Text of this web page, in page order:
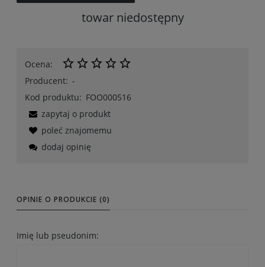
towar niedostępny
Ocena:
Producent: -
Kod produktu: FOO000516
zapytaj o produkt
poleć znajomemu
dodaj opinię
OPINIE O PRODUKCIE (0)
Imię lub pseudonim: